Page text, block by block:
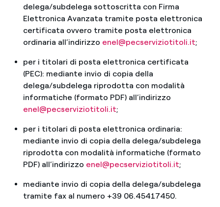
delega/subdelega sottoscritta con Firma
Elettronica Avanzata tramite posta elettronica
certificata ovvero tramite posta elettronica
ordinaria all’indirizzo enel@pecserviziotitoli.it;
per i titolari di posta elettronica certificata
(PEC): mediante invio di copia della
delega/subdelega riprodotta con modalità
informatiche (formato PDF) all’indirizzo
enel@pecserviziotitoli.it;
per i titolari di posta elettronica ordinaria:
mediante invio di copia della delega/subdelega
riprodotta con modalità informatiche (formato
PDF) all’indirizzo enel@pecserviziotitoli.it;
mediante invio di copia della delega/subdelega
tramite fax al numero +39 06.45417450.